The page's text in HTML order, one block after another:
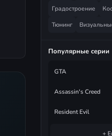
Градостроение
Тюнинг
Популярные серии
GTA
Assassin's Creed
Resident Evil
+